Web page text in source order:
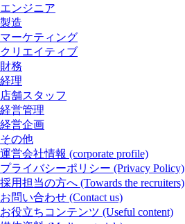
エンジニア
製造
マーケティング
クリエイティブ
財務
経理
店舗スタッフ
経営管理
経営企画
その他
運営会社情報 (corporate profile)
プライバシーポリシー (Privacy Policy)
採用担当の方へ (Towards the recruiters)
お問い合わせ (Contact us)
お役立ちコンテンツ (Useful content)